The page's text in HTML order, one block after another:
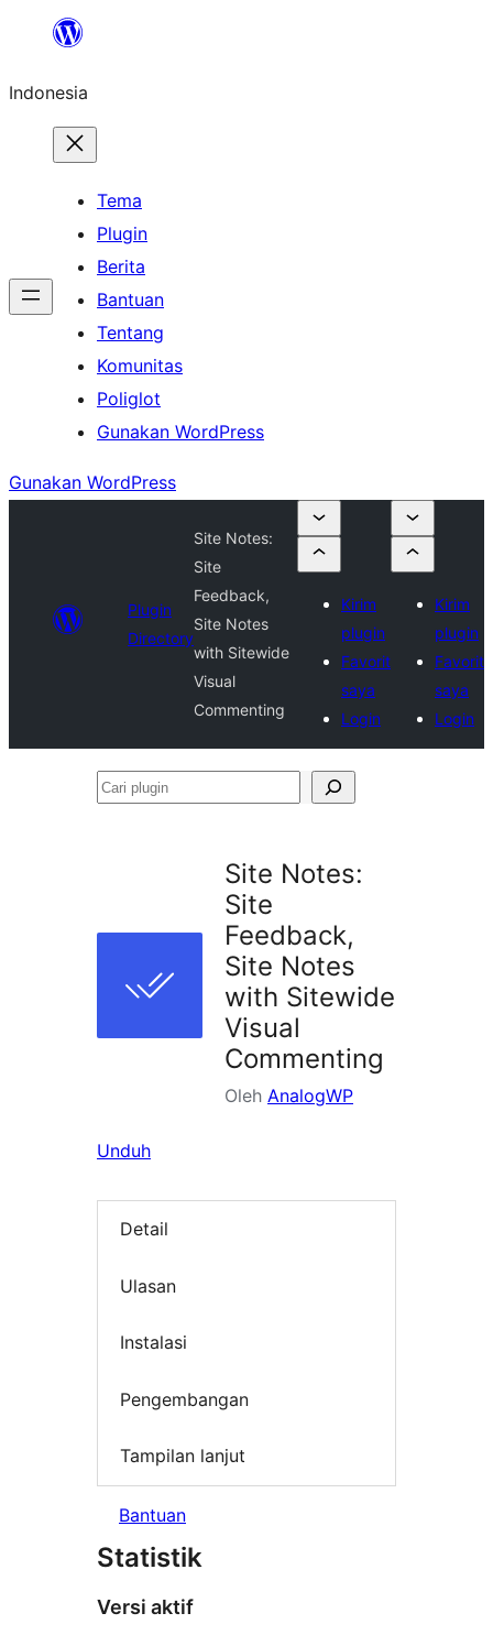
Lewati
konten
Indonesia
Tema
Plugin
Berita
Bantuan
Tentang
Komunitas
Poliglot
Gunakan WordPress
Gunakan WordPress
Plugin
Directory
Site Notes:
Site
Feedback,
Site Notes
with Sitewide
Visual
Commenting
Kirim
plugin
Favorit
saya
Login
Kirim
plugin
Favorit
saya
Login
Cari
Site Notes:
Site
Feedback,
Site Notes
with Sitewide
Visual
Commenting
Oleh AnalogWP
Unduh
Detail
Ulasan
Instalasi
Pengembangan
Tampilan lanjut
Bantuan
Statistik
Versi aktif